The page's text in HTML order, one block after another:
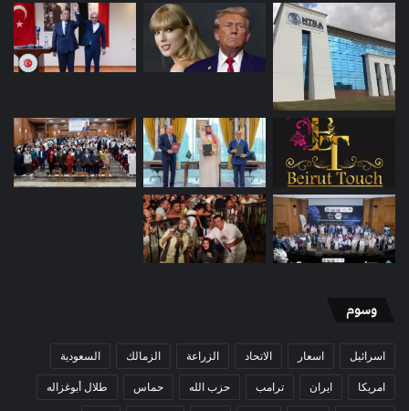
وسوم
اسرائيل اسعار الاتحاد الزراعة الزمالك السعودية
امريكا ايران ترامب حزب الله حماس طلال أبوغزاله